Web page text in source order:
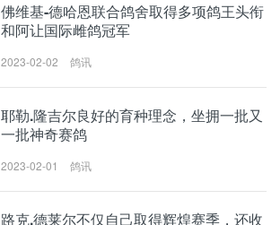
佛维基-德哈恩联合鸽舍取得多项鸽王头衔
和阿让国际雌鸽冠军
2023-02-02 鸽讯
耶勒.隆吉尔良好的育种理念，坐拥一批又
一批神奇赛鸽
2023-02-01 鸽讯
路克.德莱尔不仅自己取得辉煌赛季，还收